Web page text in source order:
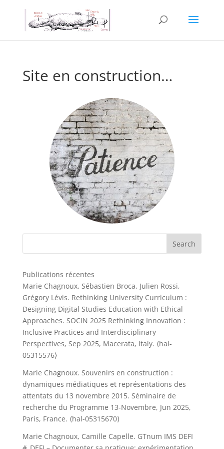
Site en construction…
Publications récentes
Marie Chagnoux, Sébastien Broca, Julien Rossi,
Grégory Lévis. Rethinking University Curriculum :
Designing Digital Studies Education with Ethical
Approaches. SOCIN 2025 Rethinking Innovation :
Inclusive Practices and Interdisciplinary
Perspectives, Sep 2025, Macerata, Italy. ⟨hal-
05315576⟩
Marie Chagnoux. Souvenirs en construction :
dynamiques médiatiques et représentations des
attentats du 13 novembre 2015. Séminaire de
recherche du Programme 13-Novembre, Jun 2025,
Paris, France. ⟨hal-05315670⟩
Marie Chagnoux, Camille Capelle. GTnum IMS DEFI